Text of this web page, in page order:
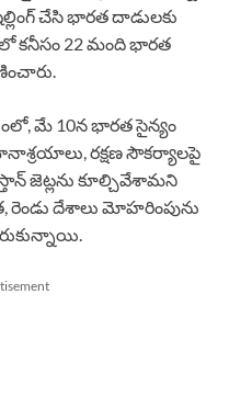
చేసి భారత దాడులకు
లో కనీసం 22 మంది భారత
మే 10న భారత సైన్యం
రక్షణ సౌకర్యాలపై
జెట్లను కూల్చివేశామని
రెండు దేశాలు మోహరింపును